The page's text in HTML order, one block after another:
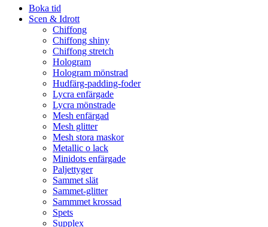
Boka tid
Scen & Idrott
Chiffong
Chiffong shiny
Chiffong stretch
Hologram
Hologram mönstrad
Hudfärg-padding-foder
Lycra enfärgade
Lycra mönstrade
Mesh enfärgad
Mesh glitter
Mesh stora maskor
Metallic o lack
Minidots enfärgade
Paljettyger
Sammet slät
Sammet-glitter
Sammmet krossad
Spets
Supplex